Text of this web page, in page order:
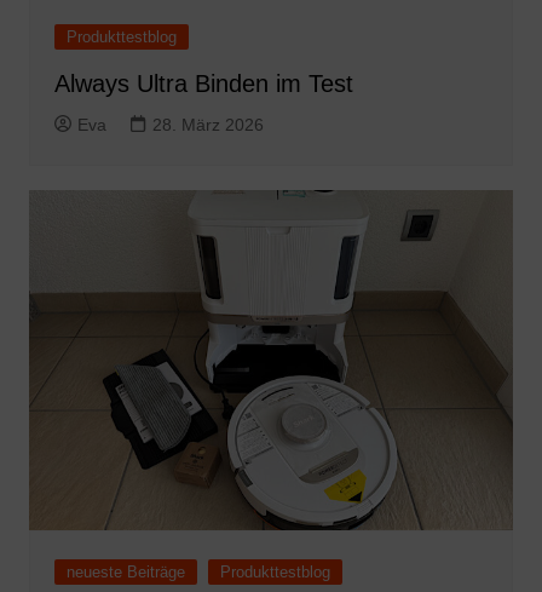
Produkttestblog
Always Ultra Binden im Test
Eva 28. März 2026
neueste Beiträge Produkttestblog